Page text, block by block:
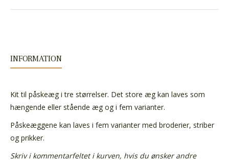
INFORMATION
Kit til påskeæg i tre størrelser. Det store æg kan laves som
hængende eller stående æg og i fem varianter.
Påskeæggene kan laves i fem varianter med broderier, striber
og prikker.
Skriv i kommentarfeltet i kurven, hvis du ønsker andre